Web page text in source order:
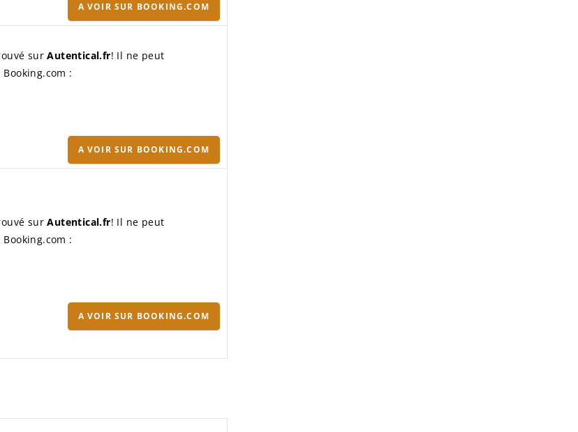
A VOIR SUR BOOKING.COM
surAutentical.fr! Il ne peut
:
A VOIR SUR BOOKING.COM
surAutentical.fr! Il ne peut
:
A VOIR SUR BOOKING.COM